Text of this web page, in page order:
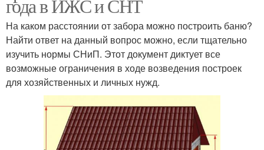
года в ИЖС и СНТ
На каком расстоянии от забора можно построить баню?
Найти ответ на данный вопрос можно, если тщательно
изучить нормы СНиП. Этот документ диктует все
возможные ограничения в ходе возведения построек
для хозяйственных и личных нужд.